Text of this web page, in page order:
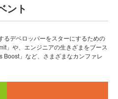
ント
デベロッパーをスターにするための
」や、エンジニアの生きざまをブース
Boost」など、さまざまなカンファレ